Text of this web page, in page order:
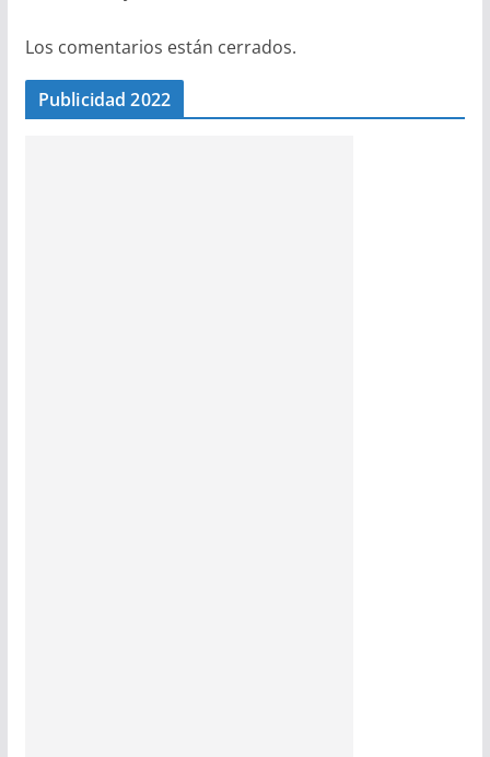
Los comentarios están cerrados.
Publicidad 2022